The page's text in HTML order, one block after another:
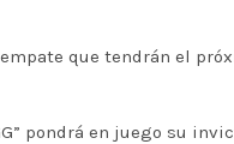
que tendrán el
pondrá en juego su